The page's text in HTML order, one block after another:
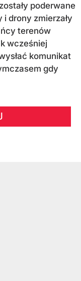
poderwane
i drony zmierzały
terenów
wcześniej
komunikat
gdy